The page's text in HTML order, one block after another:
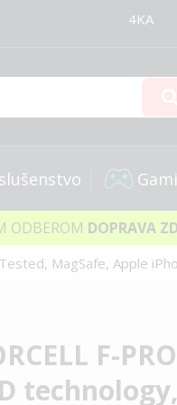
4KA
ODBEROM DOPRAVA
MagSafe, Apple
F-